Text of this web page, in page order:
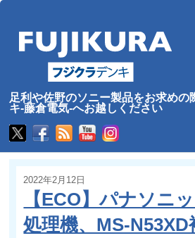
足利や佐野のソニー製品をお求めの
キ-藤倉電気-へお越しください
2022年2月12日
【ECO】パナソニ
処理機、MS-N53XD